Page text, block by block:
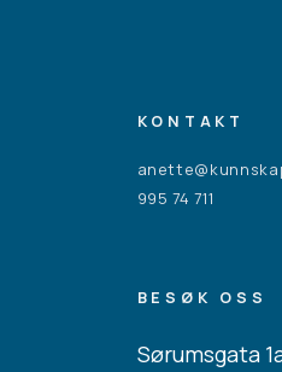
KONTAKT
995 74 711
BESØK OSS
Sørumsgata